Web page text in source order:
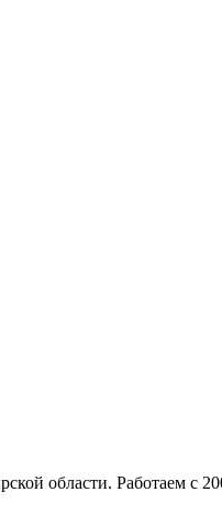
области. Работаем с